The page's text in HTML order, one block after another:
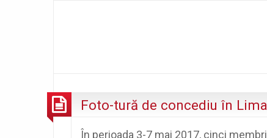
Foto-tură de concediu în
În perioada 3-7 mai 2017, cinci